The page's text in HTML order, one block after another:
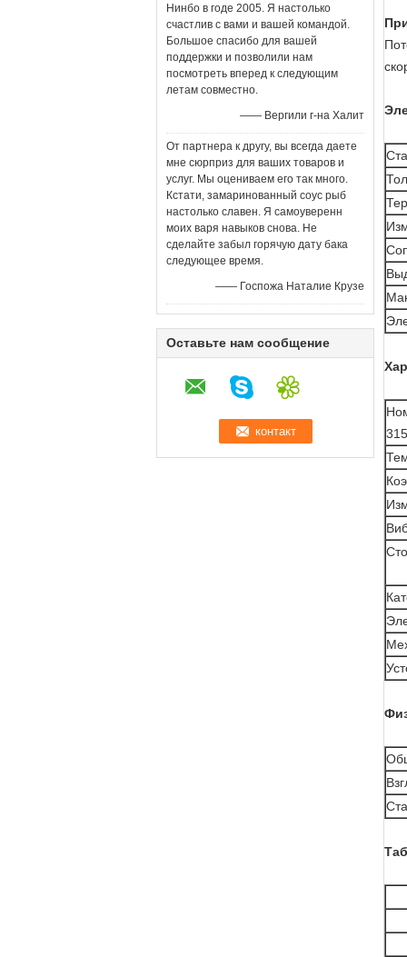
Нинбо в годе 2005. Я настолько
счастлив с вами и вашей командой.
Большое спасибо для вашей
поддержки и позволили нам
посмотреть вперед к следующим
летам совместно.
—— Вергили г-на Халит
От партнера к другу, вы всегда даете
мне сюрприз для ваших товаров и
услуг. Мы оцениваем его так много.
Кстати, замаринованный соус рыб
настолько славен. Я самоуверенн
моих варя навыков снова. Не
сделайте забыл горячую дату бака
следующее время.
—— Госпожа Наталие Крузе
Оставьте нам сообщение